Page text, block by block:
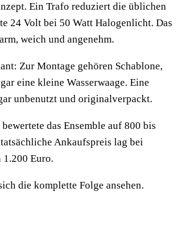
Ein Trafo reduziert die üblichen
24 Volt bei 50 Watt Halogenlicht. Das
weich und angenehm.
Zur Montage gehören Schablone,
eine kleine Wasserwaage. Eine
unbenutzt und originalverpackt.
das Ensemble auf 800 bis
Ankaufspreis lag bei
1.200 Euro.
die komplette Folge ansehen.